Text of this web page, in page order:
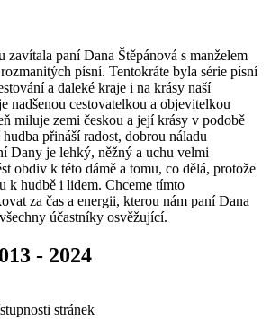
zavítala paní Dana Štěpánová s manželem
písní. Tentokráte byla série písní
a daleké kraje i na krásy naší
nadšenou cestovatelkou a objevitelkou
miluje zemi českou a její krásy v podobě
přináší radost, dobrou náladu
Dany je lehký, něžný a uchu velmi
obdiv k této dámě a tomu, co dělá, protože
k hudbě i lidem. Chceme tímto
za čas a energii, kterou nám paní Dana
účastníky osvěžující.
- 2024
stránek